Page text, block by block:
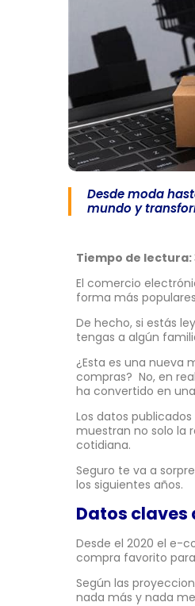
Desde moda
mundo y
Tiempo de lectura:
El comercio
forma más
De hecho, si estás
tengas a algún
¿Esta es una nueva
compras? No, en
ha convertido en
Los datos
muestran no solo la
cotidiana.
Seguro te va a
los siguientes años.
Datos
Desde el 2020 el e-
compra favorito
Según las
nada más y nada